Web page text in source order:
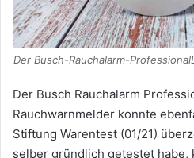
Der Busch-Rauchalarm-
Der Busch Rauchalarm
Rauchwarnmelder konnte
Stiftung Warentest (01/21)
selber gründlich getestet habe,